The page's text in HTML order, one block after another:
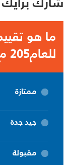
ما هو
للعام205 م / 1446 هـ ؟
ممتازة
جيد جدة
مقبولة